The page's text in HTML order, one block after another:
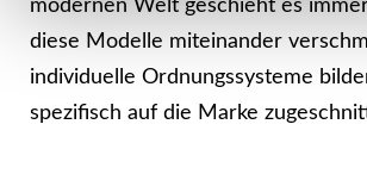
modernen Welt geschieht es
diese Modelle miteinander
individuelle Ordnungssysteme
spezifisch auf die Marke